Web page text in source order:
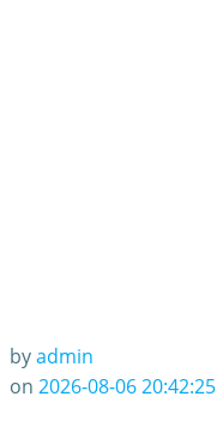
byadmin
on 2026-08-06 20:42:25